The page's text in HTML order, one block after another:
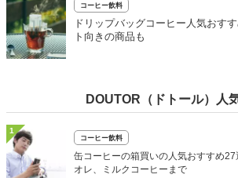
コーヒー飲料
ドリップバッグコーヒー人気おす
ト向きの商品も
DOUTOR（ドトール）人
1
コーヒー飲料
缶コーヒーの箱買いの人気おすすめ
オレ、ミルクコーヒーまで